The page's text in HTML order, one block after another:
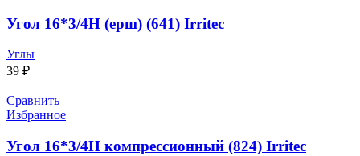
Угол 16*3/4Н (ерш) (641) Irritec
Углы
39 ₽
Сравнить
Избранное
Угол 16*3/4Н компрессионный (824) Irritec